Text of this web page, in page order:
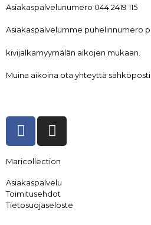
Asiakaspalvelunumero 044 2419 115
Asiakaspalvelumme puhelinnumero
kivijalkamyymälän aikojen mukaan.
Muina aikoina ota yhteyttä
Maricollection
Asiakaspalvelu
Toimitusehdot
Tietosuojaseloste